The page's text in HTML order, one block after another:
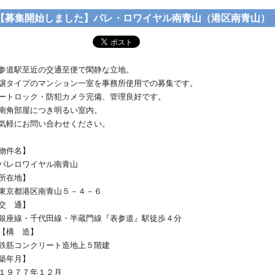
募集開始しました】パレ・ロワイヤル南青山（港区南青山）
道駅至近の交通至便で閑静な立地。
タイプのマンション一室を事務所使用での募集です。
トロック・防犯カメラ完備、管理良好です。
角部屋につき明るい室内。
軽にお問い合わせください。
件名】
ロワイヤル南青山
在地】
都港区南青山５－４－６
通】
線・千代田線・半蔵門線『表参道』駅徒歩４分
造】
コンクリート造地上５階建
年月】
７７年１２月